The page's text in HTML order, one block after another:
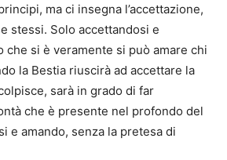
ma ci insegna l’accettazione,
stessi. Solo accettandosi e
che si è veramente si può amare chi
la Bestia riuscirà ad accettare la
sarà in grado di far
che è presente nel profondo del
e amando, senza la pretesa di